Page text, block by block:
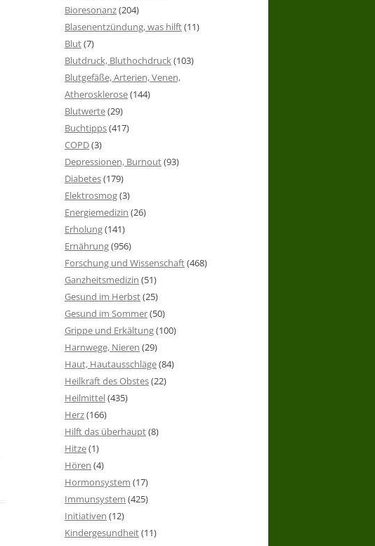
Bioresonanz(204)
Blasenentzündung, was hilft(11)
Blut(7)
Blutdruck, Bluthochdruck(103)
Blutgefäße, Arterien, Venen,
Atherosklerose(144)
Blutwerte(29)
Buchtipps(417)
COPD(3)
Depressionen, Burnout(93)
Diabetes(179)
Elektrosmog(3)
Energiemedizin (26)
Erholung(141)
Ernährung(956)
Forschung und Wissenschaft(468)
Ganzheitsmedizin (51)
Gesund im Herbst(25)
Gesund im Sommer(50)
Grippe und Erkältung(100)
Harnwege, Nieren (29)
Haut, Hautausschläge(84)
Heilkraft des Obstes(22)
Heilmittel(435)
Herz(166)
Hilft das überhaupt(8)
Hitze(1)
Hören (4)
Hormonsystem (17)
Immunsystem (425)
Initiativen (12)
Kindergesundheit(11)